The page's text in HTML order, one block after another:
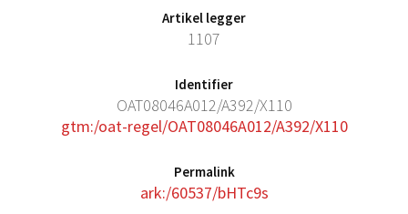
Artikel legger
1107
Identifier
OAT08046A012/A392/X110
gtm:/oat-regel/OAT08046A012/A392/X110
Permalink
ark:/60537/bHTc9s